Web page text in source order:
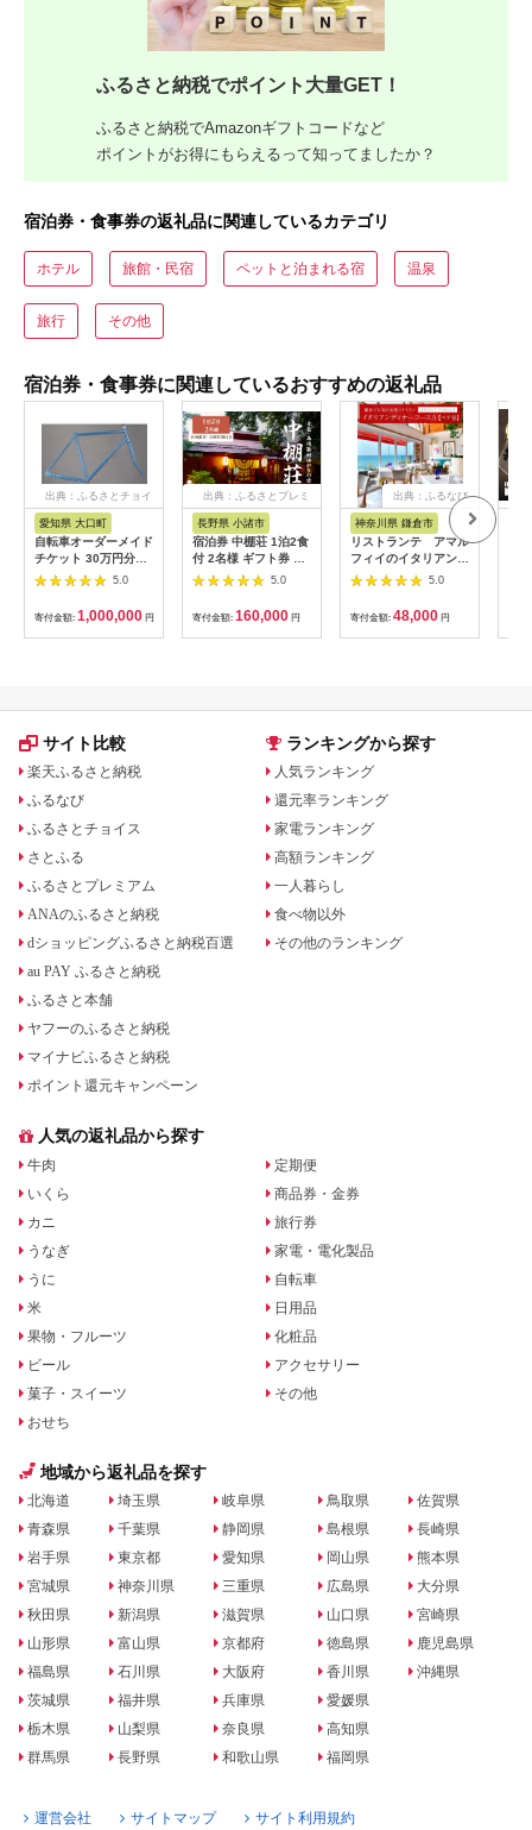
ふるさと納税でポイント大量GET！
ふるさと納税でAmazonギフトコードなど
ポイントがお得にもらえるって知ってましたか？
宿泊券・食事券の返礼品に関連しているカテゴリ
ホテル 旅館・民宿 ペットと泊まれる宿 温泉
旅行 その他
宿泊券・食事券に関連しているおすすめの返礼品
出典：ふるさとチョイ
愛知県 大口町
自転車オーダーメイド
チケット 30万円分
【1360365】
5.0
寄付金額: 1,000,000 円
出典：ふるさとプレミ
長野県 小諸市
宿泊券 中棚荘 1泊2食
付 2名様 ギフト券 チ
ケット 券 宿泊 旅行
5.0
寄付金額: 160,000 円
出典：ふるなび
神奈川県 鎌倉市
リストランテ アマル
フィイのイタリアンデ
ィナーコースA ペア
5.0
寄付金額: 48,000 円
サイト比較
楽天ふるさと納税
ふるなび
ふるさとチョイス
さとふる
ふるさとプレミアム
ANAのふるさと納税
dショッピングふるさと納税百選
au PAY ふるさと納税
ふるさと本舗
ヤフーのふるさと納税
マイナビふるさと納税
ポイント還元キャンペーン
ランキングから探す
人気ランキング
還元率ランキング
家電ランキング
高額ランキング
一人暮らし
食べ物以外
その他のランキング
人気の返礼品から探す
牛肉
いくら
カニ
うなぎ
うに
米
果物・フルーツ
ビール
菓子・スイーツ
おせち
定期便
商品券・金券
旅行券
家電・電化製品
自転車
日用品
化粧品
アクセサリー
その他
地域から返礼品を探す
北海道
青森県
岩手県
宮城県
秋田県
山形県
福島県
茨城県
栃木県
群馬県
埼玉県
千葉県
東京都
神奈川県
新潟県
富山県
石川県
福井県
山梨県
長野県
岐阜県
静岡県
愛知県
三重県
滋賀県
京都府
大阪府
兵庫県
奈良県
和歌山県
鳥取県
島根県
岡山県
広島県
山口県
徳島県
香川県
愛媛県
高知県
福岡県
佐賀県
長崎県
熊本県
大分県
宮崎県
鹿児島県
沖縄県
運営会社 サイトマップ サイト利用規約